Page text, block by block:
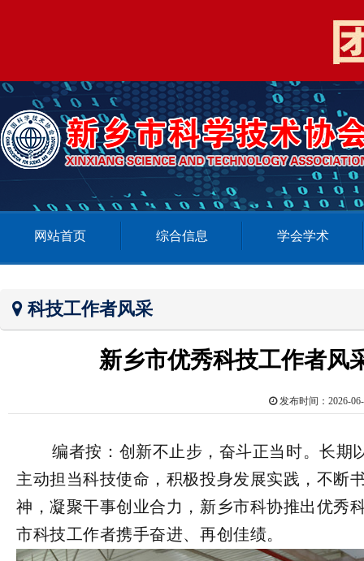
网站首页 综合信息 学会学术
科技工作者风采
新乡市优秀科技工作者
发布时间：
主动担当科技使命，积极投身发展实践，不断
神，凝聚干事创业合力，新乡市科协推出优秀
市科技工作者携手奋进、再创佳绩。